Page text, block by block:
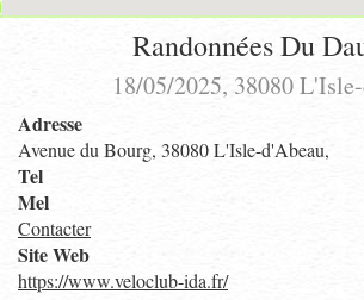
Randonnées Du
18/05/2025, 38080
Adresse
Avenue du Bourg, 38080 L'Isle-d'Abeau,
Tel
Mel
Contacter
Site Web
https://www.veloclub-ida.fr/